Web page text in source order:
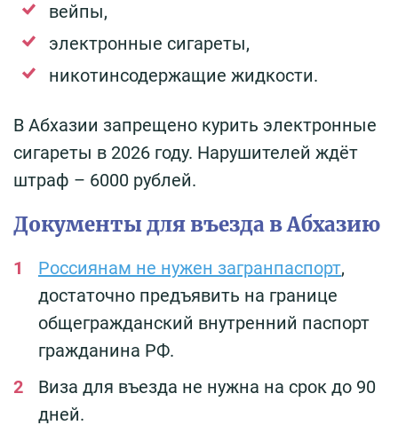
вейпы,
электронные сигареты,
никотинсодержащие жидкости.
В Абхазии запрещено курить электронные
сигареты в 2026 году. Нарушителей ждёт
штраф – 6000 рублей.
Документы для въезда в Абхазию
Россиянам не нужен загранпаспорт,
достаточно предъявить на границе
общегражданский внутренний паспорт
гражданина РФ.
Виза для въезда не нужна на срок до 90
дней.